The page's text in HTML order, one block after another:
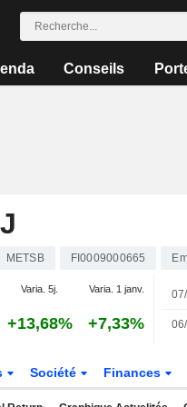
Conseils
METSB FI0009000665
Varia. 5j. Varia. 1 janv.
+13,68% +7,33%
Société Finances